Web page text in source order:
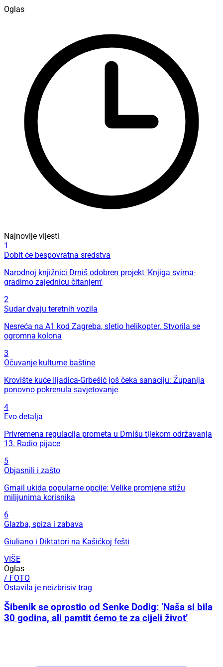
Oglas
Najnovije vijesti
1
Dobit će bespovratna sredstva
Narodnoj knjižnici Drniš odobren projekt 'Knjiga svima-
gradimo zajednicu čitanjem'
2
Sudar dvaju teretnih vozila
Nesreća na A1 kod Zagreba, sletio helikopter. Stvorila se
ogromna kolona
3
Očuvanje kulturne baštine
Krovište kuće Iljadica-Grbešić još čeka sanaciju: Županija
ponovno pokrenula savjetovanje
4
Evo detalja
Privremena regulacija prometa u Drnišu tijekom održavanja
13. Radio pijace
5
Objasnili i zašto
Gmail ukida popularne opcije: Velike promjene stižu
milijunima korisnika
6
Glazba, spiza i zabava
Giuliano i Diktatori na Kašićkoj fešti
VIŠE
Oglas
/ FOTO
Ostavila je neizbrisiv trag
Šibenik se oprostio od Senke Dodig: ‘Naša si bila
30 godina, ali pamtit ćemo te za cijeli život’